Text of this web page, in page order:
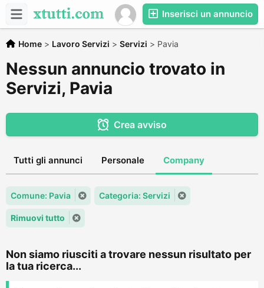
Inserisci un annuncio
Home > Lavoro Servizi > Servizi > Pavia
Nessun annuncio trovato in
Servizi, Pavia
Crea avviso
Tutti gli annunci Personale Company
Comune: Pavia Categoria: Servizi
Rimuovi tutto
Non siamo riusciti a trovare nessun risultato per
la tua ricerca...